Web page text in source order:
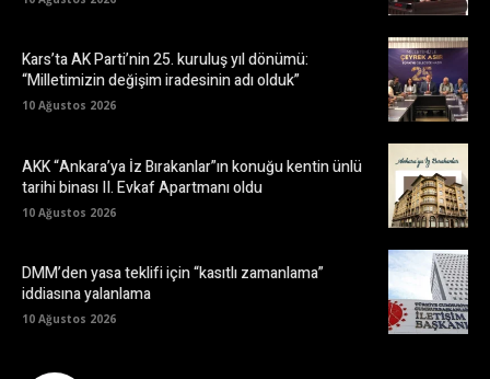
Kars’ta AK Parti’nin 25. kuruluş yıl dönümü:
“Milletimizin değişim iradesinin adı olduk”
10 Ağustos 2026
AKK “Ankara’ya İz Bırakanlar”ın konuğu kentin ünlü
tarihi binası II. Evkaf Apartmanı oldu
10 Ağustos 2026
DMM’den yasa teklifi için “kasıtlı zamanlama”
iddiasına yalanlama
10 Ağustos 2026